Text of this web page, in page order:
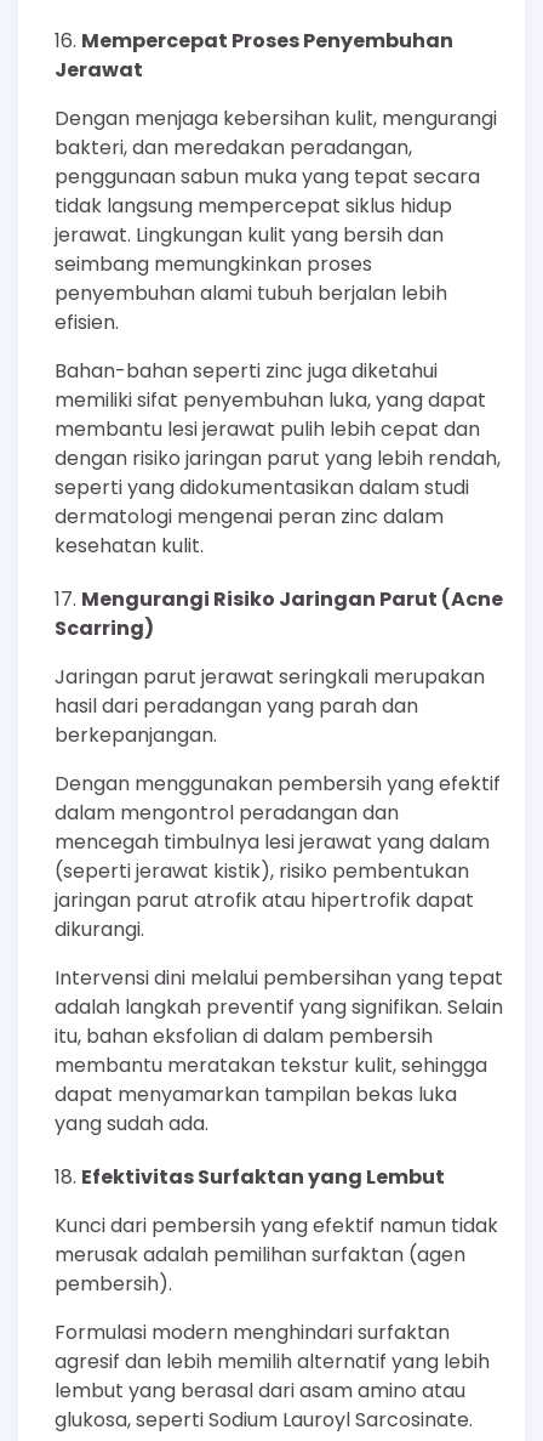
Mempercepat Proses Penyembuhan
Jerawat
Dengan menjaga kebersihan kulit, mengurangi
bakteri, dan meredakan peradangan,
penggunaan sabun muka yang tepat secara
tidak langsung mempercepat siklus hidup
jerawat. Lingkungan kulit yang bersih dan
seimbang memungkinkan proses
penyembuhan alami tubuh berjalan lebih
efisien.
Bahan-bahan seperti zinc juga diketahui
memiliki sifat penyembuhan luka, yang dapat
membantu lesi jerawat pulih lebih cepat dan
dengan risiko jaringan parut yang lebih rendah,
seperti yang didokumentasikan dalam studi
dermatologi mengenai peran zinc dalam
kesehatan kulit.
Mengurangi Risiko Jaringan Parut (Acne
Scarring)
Jaringan parut jerawat seringkali merupakan
hasil dari peradangan yang parah dan
berkepanjangan.
Dengan menggunakan pembersih yang efektif
dalam mengontrol peradangan dan
mencegah timbulnya lesi jerawat yang dalam
(seperti jerawat kistik), risiko pembentukan
jaringan parut atrofik atau hipertrofik dapat
dikurangi.
Intervensi dini melalui pembersihan yang tepat
adalah langkah preventif yang signifikan. Selain
itu, bahan eksfolian di dalam pembersih
membantu meratakan tekstur kulit, sehingga
dapat menyamarkan tampilan bekas luka
yang sudah ada.
Efektivitas Surfaktan yang Lembut
Kunci dari pembersih yang efektif namun tidak
merusak adalah pemilihan surfaktan (agen
pembersih).
Formulasi modern menghindari surfaktan
agresif dan lebih memilih alternatif yang lebih
lembut yang berasal dari asam amino atau
glukosa, seperti Sodium Lauroyl Sarcosinate.